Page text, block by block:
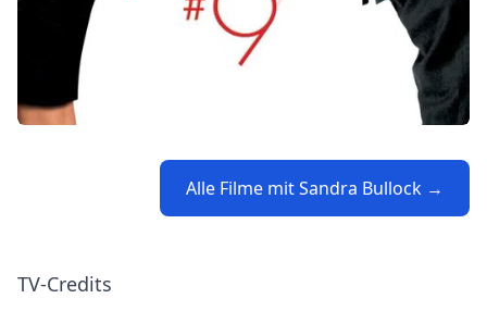
Alle Filme mit Sandra Bullock →
TV-Credits